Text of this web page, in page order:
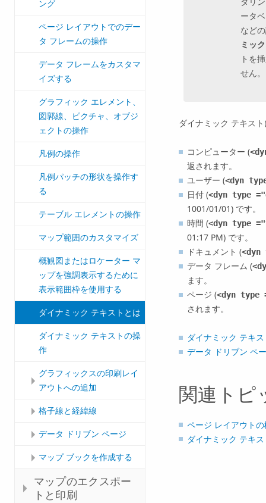
ング
ページ レイアウトでのデー
タ フレームの操作
データ フレームをカスタマ
イズする
グラフィック エレメント、
図郭線、ピクチャ、オブジ
ェクトの操作
凡例の操作
凡例パッチの形状を操作す
る
テーブル エレメントの操作
マップ範囲のカスタマイズ
概観図またはロケーター マ
ップを強調表示するために
表示範囲枠を使用する
ダイナミック テキストとは
ダイナミック テキストの操
作
グラフィックスの印刷レイ
アウトへの追加
格子線と経緯線
データ ドリブン ページ
マップ ブックを作成する
マップのエクスポー
トと印刷
ータ
など
ミッ
トを
せん。
ダイナミック テキス
コンピューター (
返されます。
ユーザー (<dyn
日付 (<dyn type
1001/01/01) です。
時間 (<dyn type
01:17 PM) です。
ドキュメント (<dyn
データ フレーム (
ます。
ページ (<dyn type
されます。
ダイナミック テキ
データ ドリブン ペ
関連トピ
ページ レイアウト
ダイナミック テキ